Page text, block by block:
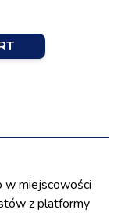
w miejscowości
z platformy